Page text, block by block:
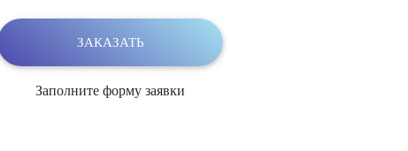
ЗАКАЗАТЬ
Заполните форму заявки